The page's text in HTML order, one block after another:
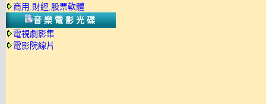
商用.財經.股票軟體
音樂電影光碟
電視劇影集
電影院線片